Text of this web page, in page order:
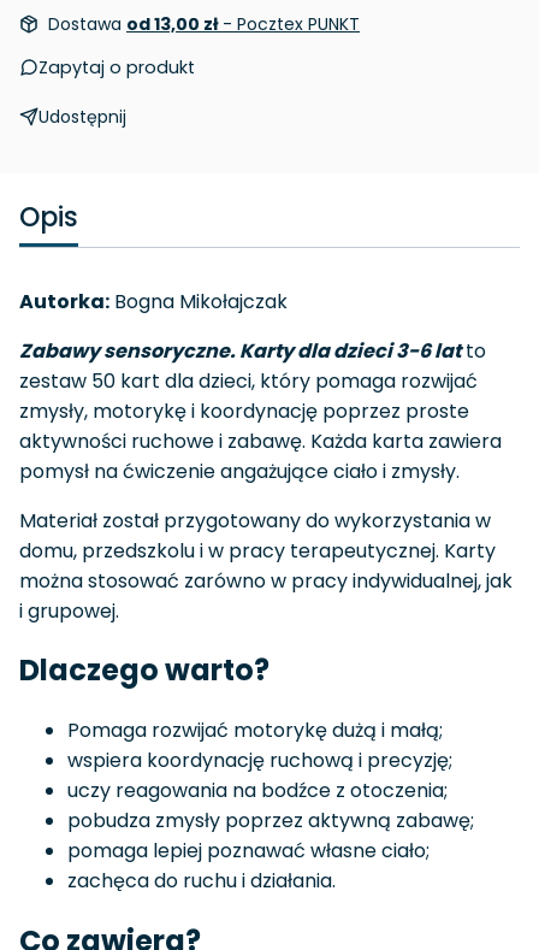
Dostawa od 13,00 zł - Pocztex PUNKT
Zapytaj o produkt
Udostępnij
Opis
Autorka: Bogna Mikołajczak
Zabawy sensoryczne. Karty dla dzieci 3-6 latto
zestaw 50 kart dla dzieci, który pomaga rozwijać
zmysły, motorykę i koordynację poprzez proste
aktywności ruchowe i zabawę. Każda karta zawiera
pomysł na ćwiczenie angażujące ciało i zmysły.
Materiał został przygotowany do wykorzystania w
domu, przedszkolu i w pracy terapeutycznej. Karty
można stosować zarówno w pracy indywidualnej, jak
i grupowej.
Dlaczego warto?
Pomaga rozwijać motorykę dużą i małą;
wspiera koordynację ruchową i precyzję;
uczy reagowania na bodźce z otoczenia;
pobudza zmysły poprzez aktywną zabawę;
pomaga lepiej poznawać własne ciało;
zachęca do ruchu i działania.
Co zawiera?